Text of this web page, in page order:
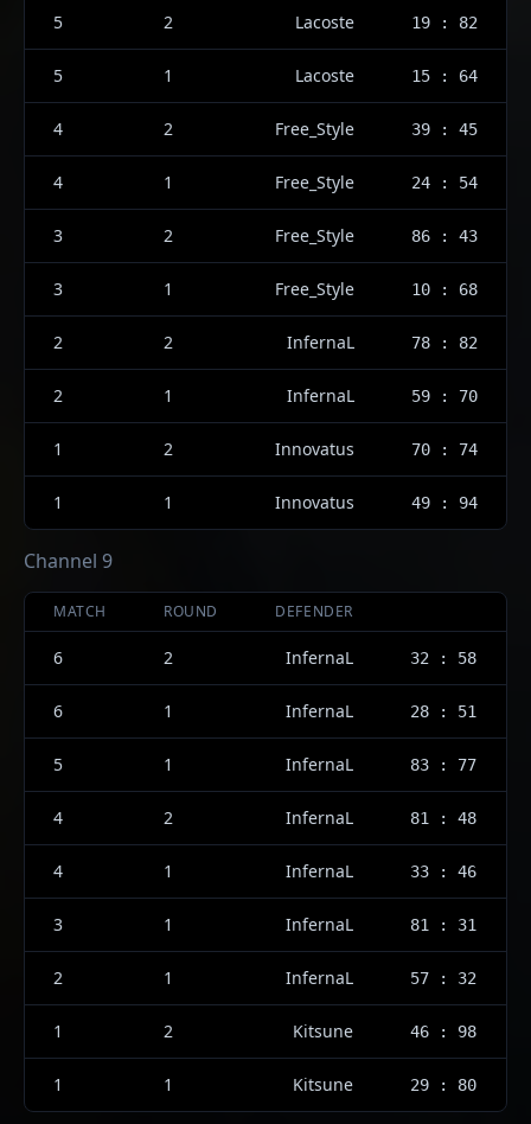
5 2 Lacoste 19 : 82
5 1 Lacoste 15 : 64
4 2 Free_Style 39 : 45
4 1 Free_Style 24 : 54
3 2 Free_Style 86 : 43
3 1 Free_Style 10 : 68
2 2 InfernaL 78 : 82
2 1 InfernaL 59 : 70
1 2 Innovatus 70 : 74
1 1 Innovatus 49 : 94
Channel 9
MATCH ROUND DEFENDER
6 2 InfernaL 32 : 58
6 1 InfernaL 28 : 51
5 1 InfernaL 83 : 77
4 2 InfernaL 81 : 48
4 1 InfernaL 33 : 46
3 1 InfernaL 81 : 31
2 1 InfernaL 57 : 32
1 2 Kitsune 46 : 98
1 1 Kitsune 29 : 80